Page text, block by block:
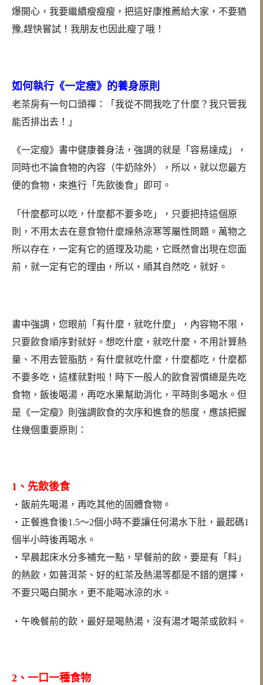
爆開心，我要繼續瘦瘦瘦，把這好康推薦給大家，不要猶
豫,趕快嘗試！我朋友也因此瘦了哦！
如何執行《一定瘦》的養身原則
老茶房有一句口頭禪：「我從不問我吃了什麼？我只管我
能否排出去！」
《一定瘦》書中健康養身法，強調的就是「容易達成」，
同時也不論食物的內容（牛奶除外），所以，就以您最方
便的食物，來進行「先飲後食」即可。
「什麼都可以吃，什麼都不要多吃」，只要把持這個原
則，不用太去在意食物什麼燥熱涼寒等屬性問題。萬物之
所以存在，一定有它的道理及功能，它既然會出現在您面
前，就一定有它的理由，所以，順其自然吃，就好。
書中強調，您眼前「有什麼，就吃什麼」，內容物不限，
只要飲食順序對就好。想吃什麼，就吃什麼，不用計算熱
量、不用去管脂肪，有什麼就吃什麼，什麼都吃，什麼都
不要多吃，這樣就對啦！時下一般人的飲食習慣總是先吃
食物，飯後喝湯，再吃水果幫助消化，平時則多喝水。但
是《一定瘦》則強調飲食的次序和進食的態度，應該把握
住幾個重要原則：
1、先飲後食
‧飯前先喝湯，再吃其他的固體食物。
‧正餐進食後1.5～2個小時不要讓任何湯水下肚，最起碼1
個半小時後再喝水。
‧早晨起床水分多補充一點，早餐前的飲，要是有「料」
的熱飲，如普洱茶、好的紅茶及熱湯等都是不錯的選擇，
不要只喝白開水，更不能喝冰涼的水。
‧午晚餐前的飲，最好是喝熱湯，沒有湯才喝茶或飲料。
2、一口一種食物